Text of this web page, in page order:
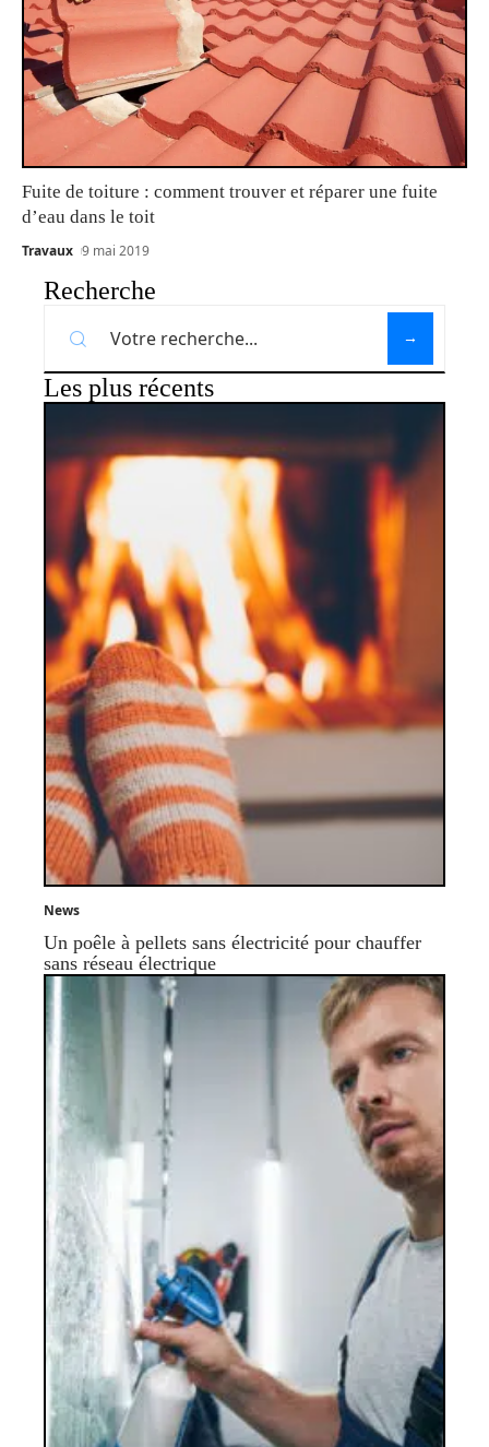
Fuite de toiture : comment trouver et réparer une fuite
d’eau dans le toit
Travaux 9 mai 2019
Recherche
Les plus récents
News
Un poêle à pellets sans électricité pour chauffer
sans réseau électrique